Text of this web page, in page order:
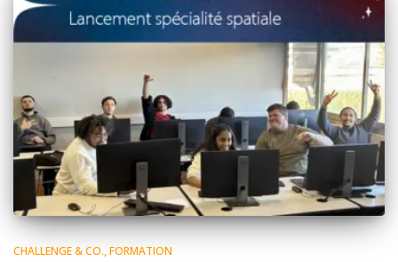
CHALLENGE & CO. FORMATION